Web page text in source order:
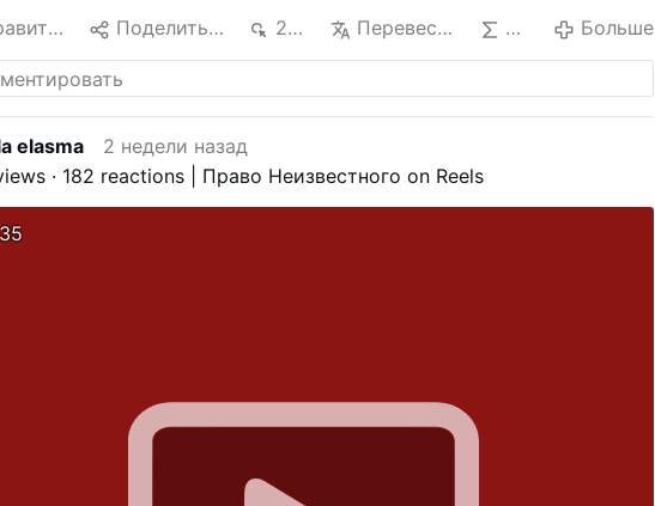
Поделиться 294 Перевести ИИ Больше
elasma
2 недели назад
· 182 reactions | Право Неизвестного on Reels